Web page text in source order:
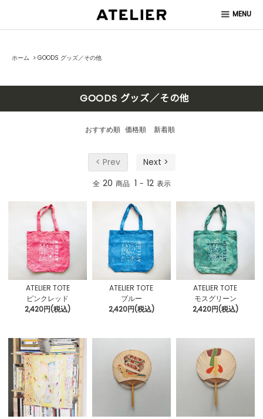
MENU
ホーム > GOODS グッズ／その他
GOODS グッズ／その他
おすすめ順 価格順 新着順
< Prev Next >
全 20 商品 1 - 12 表示
ATELIER TOTE
ピンクレッド
2,420円(税込)
ATELIER TOTE
ブルー
2,420円(税込)
ATELIER TOTE
モスグリーン
2,420円(税込)